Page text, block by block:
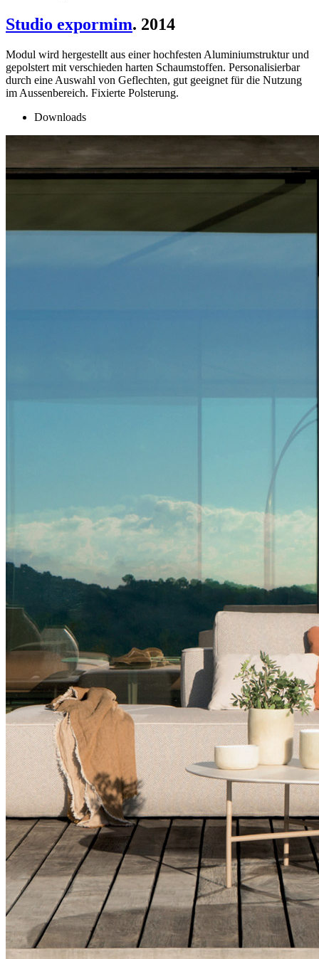
Studio expormim. 2014
Modul wird hergestellt aus einer hochfesten Aluminiumstruktur und
gepolstert mit verschieden harten Schaumstoffen. Personalisierbar
durch eine Auswahl von Geflechten, gut geeignet für die Nutzung
im Aussenbereich. Fixierte Polsterung.
Downloads